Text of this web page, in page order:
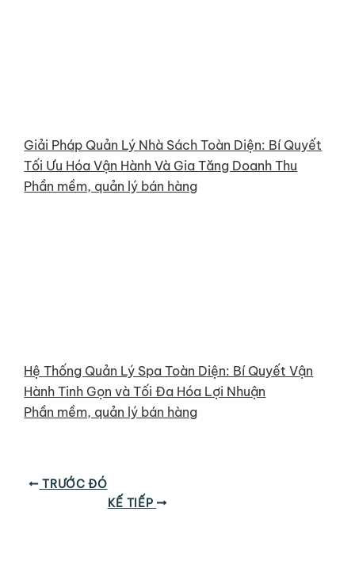
Giải Pháp Quản Lý Nhà Sách Toàn Diện: Bí Quyết
Tối Ưu Hóa Vận Hành Và Gia Tăng Doanh Thu
Phần mềm, quản lý bán hàng
Hệ Thống Quản Lý Spa Toàn Diện: Bí Quyết Vận
Hành Tinh Gọn và Tối Đa Hóa Lợi Nhuận
Phần mềm, quản lý bán hàng
TRƯỚC ĐÓ
KẾ TIẾP